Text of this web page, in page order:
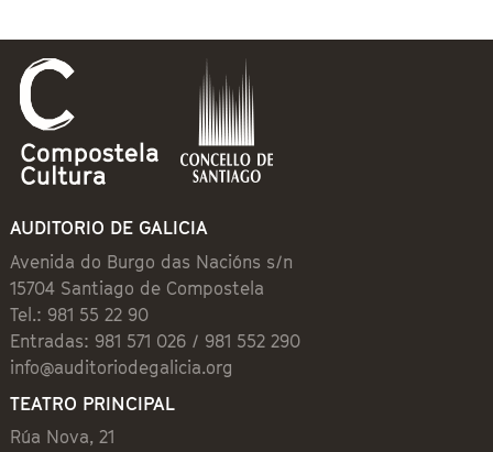
AUDITORIO DE GALICIA
Avenida do Burgo das Nacións s/n
15704 Santiago de Compostela
Tel.: 981 55 22 90
Entradas: 981 571 026 / 981 552 290
info@auditoriodegalicia.org
TEATRO PRINCIPAL
Rúa Nova, 21